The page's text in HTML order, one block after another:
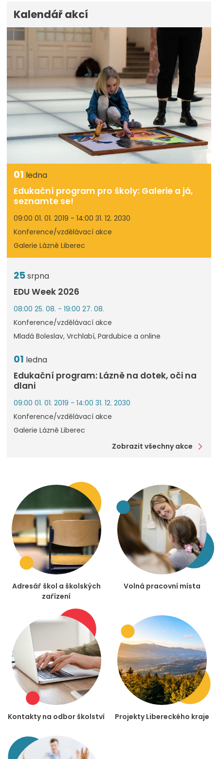
Kalendář akcí
01 ledna
Edukační program pro školy: Galerie a já,
seznamte se!
09:00 01. 01. 2019 - 14:00 31. 12. 2030
Konference/vzdělávací akce
Galerie Lázně Liberec
25srpna
EDU Week 2026
08:00 25. 08. - 19:00 27. 08.
Konference/vzdělávací akce
Mladá Boleslav, Vrchlabí, Pardubice a online
01 ledna
Edukační program: Lázně na dotek, oči na
dlani
09:00 01. 01. 2019 - 14:00 31. 12. 2030
Konference/vzdělávací akce
Galerie Lázně Liberec
Zobrazit všechny akce
Adresář škol a školských
zařízení
Volná pracovní místa
Kontakty na odbor školství Projekty Libereckého kraje